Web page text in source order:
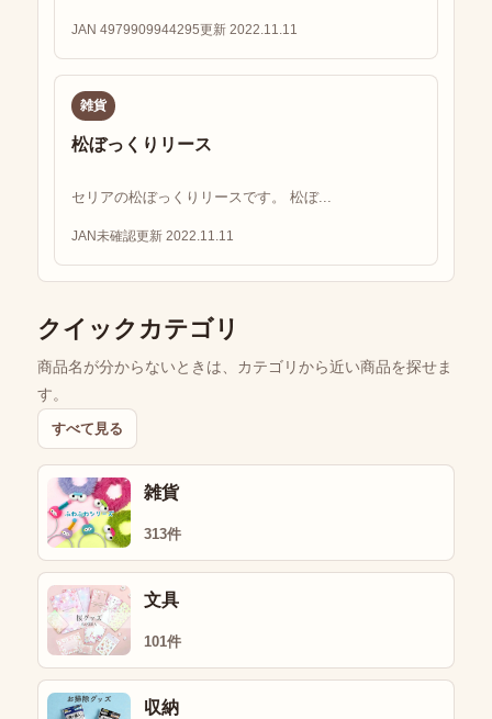
JAN 4979909944295更新 2022.11.11
雑貨
松ぼっくりリース
セリアの松ぼっくりリースです。 松ぼ...
JAN未確認更新 2022.11.11
クイックカテゴリ
商品名が分からないときは、カテゴリから近い商品を探せま
す。
すべて見る
雑貨
313件
文具
101件
収納